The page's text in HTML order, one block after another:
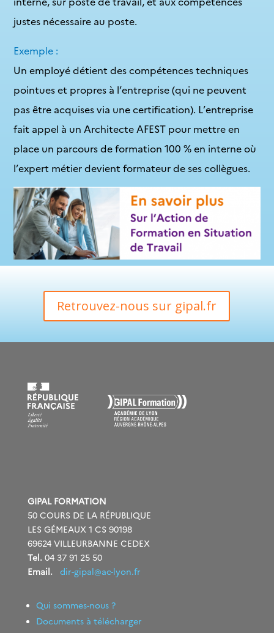
justes nécessaire au poste.
Exemple :
Un employé détient des compétences techniques
pointues et propres à l’entreprise (qui ne peuvent
pas être acquises via une certification). L’entreprise
fait appel à un Architecte AFEST pour mettre en
place un parcours de formation 100 % en interne où
l’expert métier devient formateur de ses collègues.
Retrouvez-nous sur gipal.fr
GIPAL FORMATION
50 COURS DE LA RÉPUBLIQUE
LES GÉMEAUX 1 CS 90198
69624 VILLEURBANNE CEDEX
Tel. 04 37 91 25 50
Email. dir-gipal@ac-lyon.fr
Qui sommes-nous ?
Documents à télécharger